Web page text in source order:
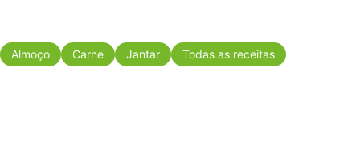
Almoço Carne Jantar Todas as receitas